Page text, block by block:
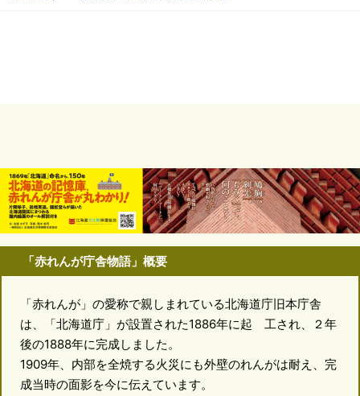
「赤れんが庁舎物語」概要
「赤れんが」の愛称で親しまれている北海道庁旧本庁舎
は、「北海道庁」が設置された1886年に起 工され、２年
後の1888年に完成しました。
1909年、内部を全焼する火災にも外壁のれんがは耐え、完
成当時の面影を今に伝えています。